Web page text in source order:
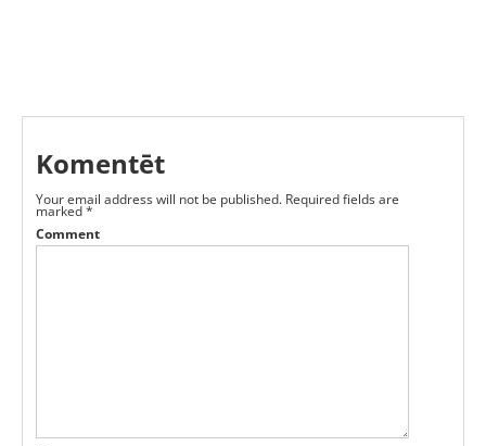
Komentēt
Your email address will not be published. Required fields are
marked*
Comment